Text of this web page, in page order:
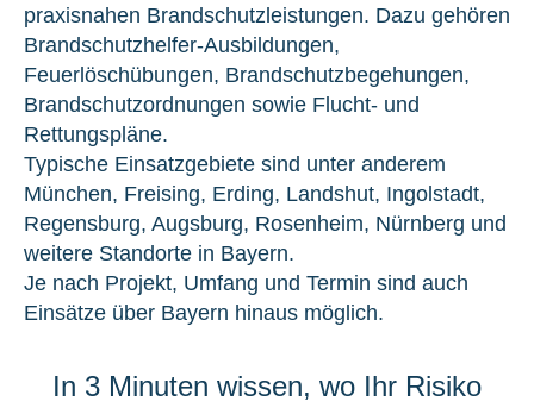
praxisnahen Brandschutzleistungen. Dazu gehören
Brandschutzhelfer-Ausbildungen,
Feuerlöschübungen, Brandschutzbegehungen,
Brandschutzordnungen sowie Flucht- und
Rettungspläne.
Typische Einsatzgebiete sind unter anderem
München, Freising, Erding, Landshut, Ingolstadt,
Regensburg, Augsburg, Rosenheim, Nürnberg und
weitere Standorte in Bayern.
Je nach Projekt, Umfang und Termin sind auch
Einsätze über Bayern hinaus möglich.
In 3 Minuten wissen, wo Ihr Risiko